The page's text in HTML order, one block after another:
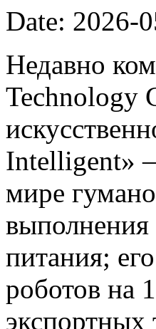
Date: 2026-
Недавно
Technology
Intelligent»
мире
выполнения
питания;
роботов на
экспортных